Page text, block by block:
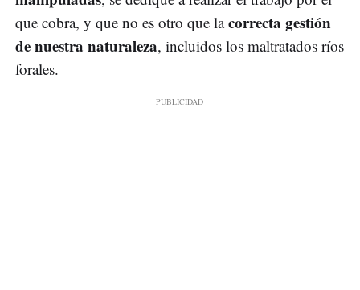
que cobra, y que no es otro que lacorrecta gestión
de nuestra naturaleza, incluidos los maltratados ríos
forales.